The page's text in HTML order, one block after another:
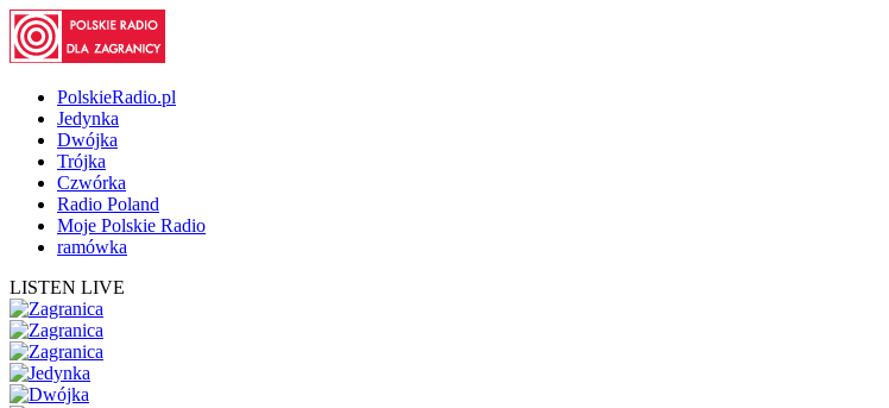
PolskieRadio.pl
Jedynka
Dwójka
Trójka
Czwórka
Radio Poland
Moje Polskie Radio
ramówka
LISTEN LIVE